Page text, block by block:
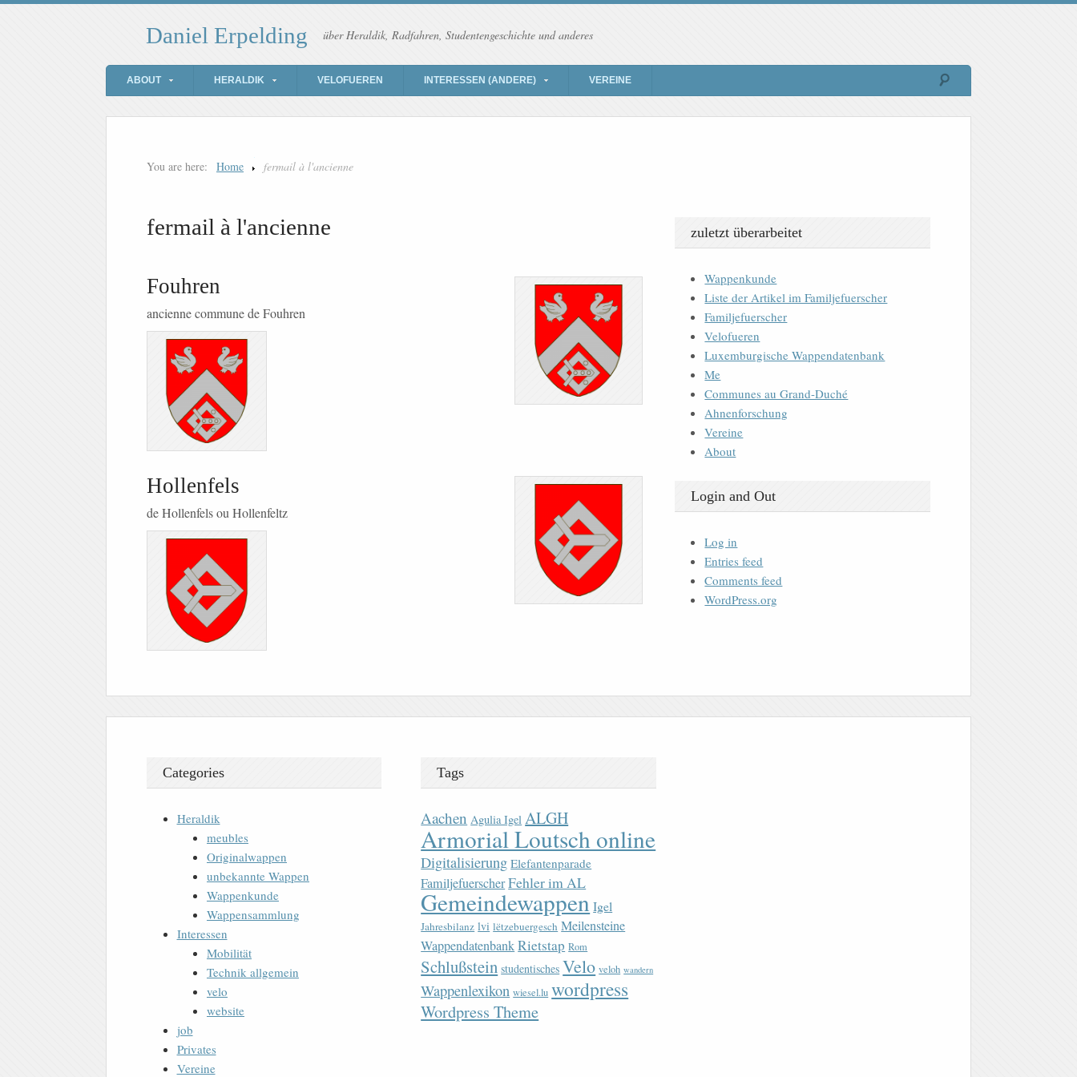
Daniel Erpelding über Heraldik, Radfahren, Studentengeschichte und anderes
ABOUT HERALDIK VELOFUEREN INTERESSEN (ANDERE) VEREINE
You are here: Home fermail à l'ancienne
fermail à l'ancienne
Fouhren
ancienne commune de Fouhren
Hollenfels
de Hollenfels ou Hollenfeltz
zuletzt überarbeitet
Wappenkunde
Liste der Artikel im Familjefuerscher
Familjefuerscher
Velofueren
Luxemburgische Wappendatenbank
Me
Communes au Grand-Duché
Ahnenforschung
Vereine
About
Login and Out
Log in
Entries feed
Comments feed
WordPress.org
Categories
Heraldik
meubles
Originalwappen
unbekannte Wappen
Wappenkunde
Wappensammlung
Interessen
Mobilität
Technik allgemein
velo
website
job
Privates
Vereine
Tags
Aachen Agulia Igel ALGH
Armorial Loutsch online
Digitalisierung Elefantenparade
FamiljefuerscherFehler im AL
Gemeindewappen Igel
Jahresbilanz lvi lëtzebuergesch Meilensteine
WappendatenbankRietstap Rom
Schlußstein studentisches Velo veloh wandern
Wappenlexikon wiesel.lu wordpress
Wordpress Theme